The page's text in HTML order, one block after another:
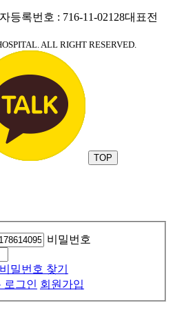
등록번호 : 716-11-02128대표전
ALL RIGHT RESERVED.
TOP
비밀번호
밀번호 찾기
로그인 회원가입